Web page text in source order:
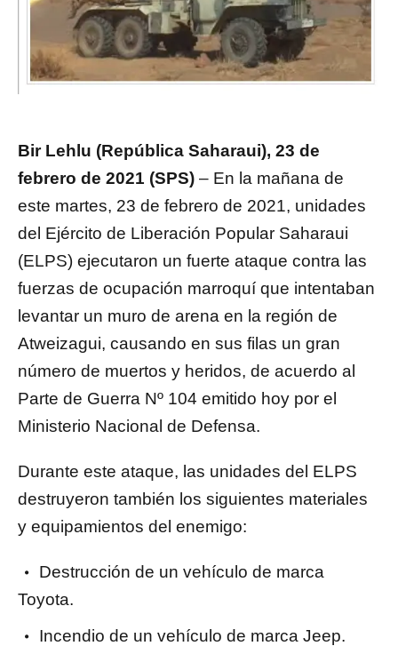
Bir Lehlu (República Saharaui), 23 de
febrero de 2021 (SPS) – En la mañana de
este martes, 23 de febrero de 2021, unidades
del Ejército de Liberación Popular Saharaui
(ELPS) ejecutaron un fuerte ataque contra las
fuerzas de ocupación marroquí que intentaban
levantar un muro de arena en la región de
Atweizagui, causando en sus filas un gran
número de muertos y heridos, de acuerdo al
Parte de Guerra Nº 104 emitido hoy por el
Ministerio Nacional de Defensa.
Durante este ataque, las unidades del ELPS
destruyeron también los siguientes materiales
y equipamientos del enemigo:
Destrucción de un vehículo de marca
Toyota.
Incendio de un vehículo de marca Jeep.